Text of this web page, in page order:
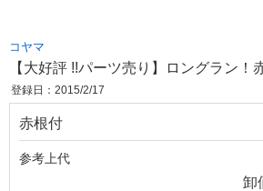
コヤマ
【大好評 !!パーツ売り】ロングラン！
登録日：2015/2/17
赤根付
参考上代
卸